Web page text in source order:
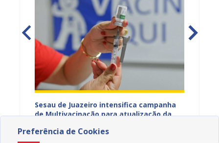
Sesau de Juazeiro intensifica campanha
de Multivacinação para atualização da
06/08/2026 16H49
no fim
Preferência de Cookies